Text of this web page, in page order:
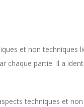
et non techniques
chaque partie. Il a
techniques et